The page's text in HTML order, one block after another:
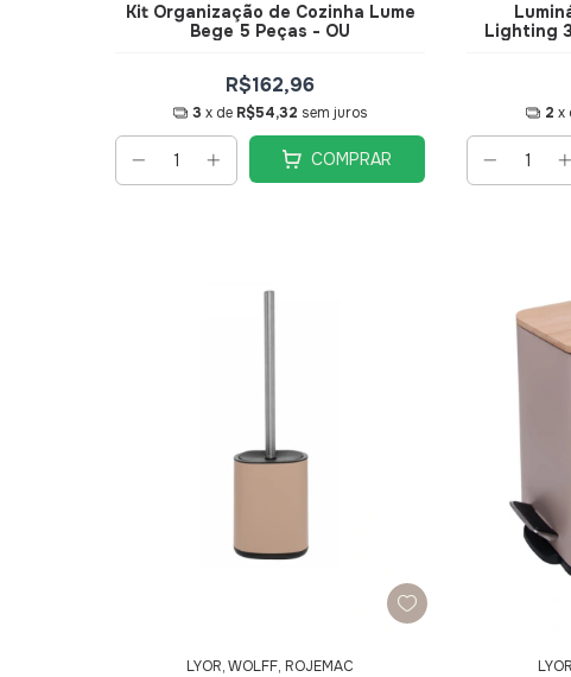
Kit Organização de Cozinha Lume
Bege 5 Peças - OU
R$162,96
3 x de R$54,32 sem juros
COMPRAR
Lighting
2 x
LYOR, WOLFF, ROJEMAC